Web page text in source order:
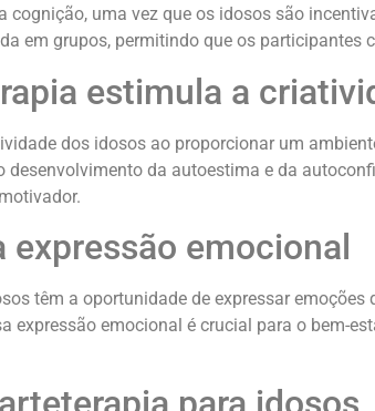
cognição, uma vez que os idosos são
em grupos, permitindo que os participantes
estimula a
dos idosos ao proporcionar um
da autoestima e da
expressão emocional
têm a oportunidade de expressar
expressão emocional é crucial para o bem-